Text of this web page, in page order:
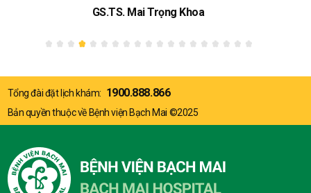
GS.TS. Mai Trọng Khoa
Tổng đài đặt lịch khám: 1900.888.866
Bản quyền thuộc về Bệnh viện Bạch Mai ©2025